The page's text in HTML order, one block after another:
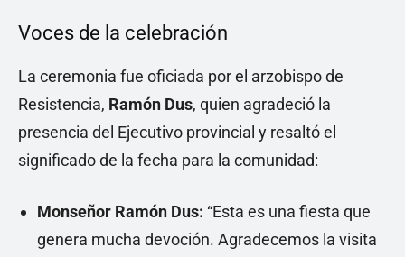
Voces de la celebración
La ceremonia fue oficiada por el arzobispo de
Resistencia, Ramón Dus, quien agradeció la
presencia del Ejecutivo provincial y resaltó el
significado de la fecha para la comunidad:
Monseñor Ramón Dus: “Esta es una fiesta que
genera mucha devoción. Agradecemos la visita